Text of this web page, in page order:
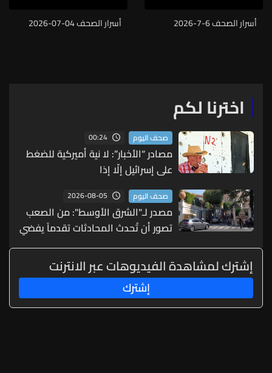
أسرار الصحف 6-7-2026 أسرار الصحف 04-07-2026
اخترنا لكم
صحف اليوم 00:24
مصادر “الأخبار”: لا نية أميركية للضغط
على إسرائيل إلّا إذا
صحف اليوم 2026-08-05
مصدر لـ"الشرق الأوسط": من الصعب
تصور أن تُحدث المحادثات تقدماً يفضي
إلى انسحاب إسرائيلي كبير
إشترك لمشاهدة الفيديوهات عبر الانترنت
إشترك